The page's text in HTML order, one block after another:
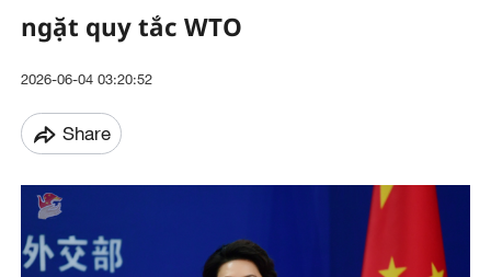
ngặt quy tắc WTO
2026-06-04 03:20:52
Share